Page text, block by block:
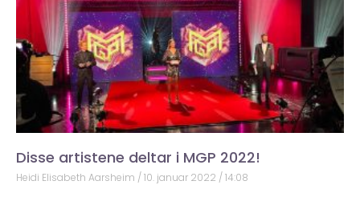
Disse artistene deltar i MGP 2022!
Heidi Elisabeth Aarsheim 10. januar 2022 14:08